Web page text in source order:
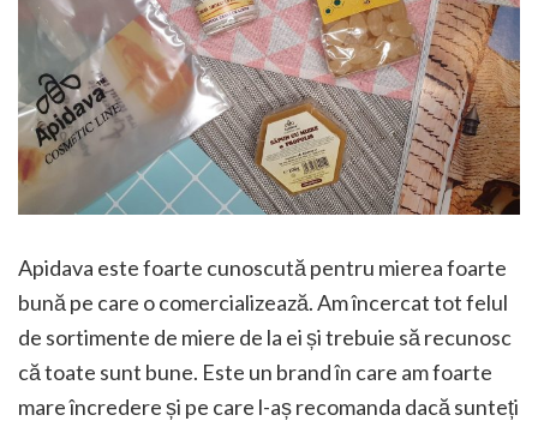
Apidava este foarte cunoscută pentru mierea foarte
bună pe care o comercializează. Am încercat tot felul
de sortimente de miere de la ei și trebuie să recunosc
că toate sunt bune. Este un brand în care am foarte
mare încredere și pe care l-aș recomanda dacă sunteți